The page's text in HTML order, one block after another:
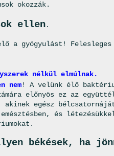
okozzák.
ellen.
a gyógyulást! Felesleges
nélkül elmúlnak.
nem! A velünk élő
előnyös ez az
akinek egész
és
békések, ha